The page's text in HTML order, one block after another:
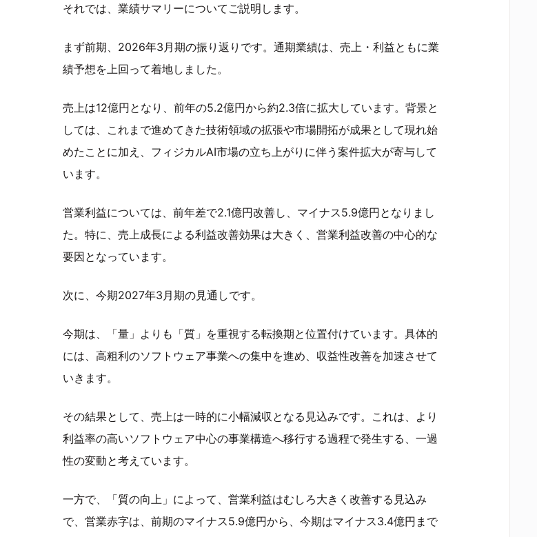
それでは、業績サマリーについてご説明します。
まず前期、2026年3月期の振り返りです。通期業績は、売上・利益ともに業
績予想を上回って着地しました。
売上は12億円となり、前年の5.2億円から約2.3倍に拡大しています。背景と
しては、これまで進めてきた技術領域の拡張や市場開拓が成果として現れ始
めたことに加え、フィジカルAI市場の立ち上がりに伴う案件拡大が寄与して
います。
営業利益については、前年差で2.1億円改善し、マイナス5.9億円となりまし
た。特に、売上成長による利益改善効果は大きく、営業利益改善の中心的な
要因となっています。
次に、今期2027年3月期の見通しです。
今期は、「量」よりも「質」を重視する転換期と位置付けています。具体的
には、高粗利のソフトウェア事業への集中を進め、収益性改善を加速させて
いきます。
その結果として、売上は一時的に小幅減収となる見込みです。これは、より
利益率の高いソフトウェア中心の事業構造へ移行する過程で発生する、一過
性の変動と考えています。
一方で、「質の向上」によって、営業利益はむしろ大きく改善する見込み
で、営業赤字は、前期のマイナス5.9億円から、今期はマイナス3.4億円まで